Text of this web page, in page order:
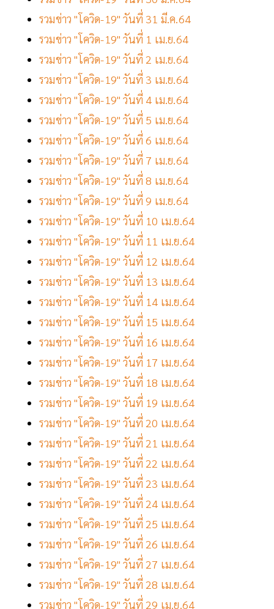
รวมข่าว "โควิด-19" วันที่ 31 มี.ค.64
รวมข่าว "โควิด-19" วันที่ 1 เม.ย.64
รวมข่าว "โควิด-19" วันที่ 2 เม.ย.64
รวมข่าว "โควิด-19" วันที่ 3 เม.ย.64
รวมข่าว "โควิด-19" วันที่ 4 เม.ย.64
รวมข่าว "โควิด-19" วันที่ 5 เม.ย.64
รวมข่าว "โควิด-19" วันที่ 6 เม.ย.64
รวมข่าว "โควิด-19" วันที่ 7 เม.ย.64
รวมข่าว "โควิด-19" วันที่ 8 เม.ย.64
รวมข่าว "โควิด-19" วันที่ 9 เม.ย.64
รวมข่าว "โควิด-19" วันที่ 10 เม.ย.64
รวมข่าว "โควิด-19" วันที่ 11 เม.ย.64
รวมข่าว "โควิด-19" วันที่ 12 เม.ย.64
รวมข่าว "โควิด-19" วันที่ 13 เม.ย.64
รวมข่าว "โควิด-19" วันที่ 14 เม.ย.64
รวมข่าว "โควิด-19" วันที่ 15 เม.ย.64
รวมข่าว "โควิด-19" วันที่ 16 เม.ย.64
รวมข่าว "โควิด-19" วันที่ 17 เม.ย.64
รวมข่าว "โควิด-19" วันที่ 18 เม.ย.64
รวมข่าว "โควิด-19" วันที่ 19 เม.ย.64
รวมข่าว "โควิด-19" วันที่ 20 เม.ย.64
รวมข่าว "โควิด-19" วันที่ 21 เม.ย.64
รวมข่าว "โควิด-19" วันที่ 22 เม.ย.64
รวมข่าว "โควิด-19" วันที่ 23 เม.ย.64
รวมข่าว "โควิด-19" วันที่ 24 เม.ย.64
รวมข่าว "โควิด-19" วันที่ 25 เม.ย.64
รวมข่าว "โควิด-19" วันที่ 26 เม.ย.64
รวมข่าว "โควิด-19" วันที่ 27 เม.ย.64
รวมข่าว "โควิด-19" วันที่ 28 เม.ย.64
รวมข่าว "โควิด-19" วันที่ 29 เม.ย.64